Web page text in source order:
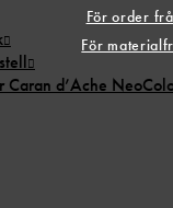
Caran d’Ache
För order
För